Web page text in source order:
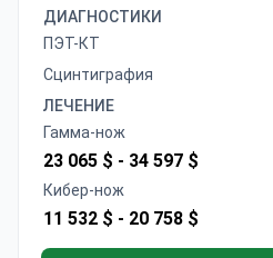
лечения включают
000 $, включая операцию и
больнице, или
ДИАГНОСТИКИ
ПЭТ-КТ
Сцинтиграфия
ЛЕЧЕНИЕ
Гамма-нож
23 065 $ - 34 597 $
Кибер-нож
11 532 $ - 20 758 $